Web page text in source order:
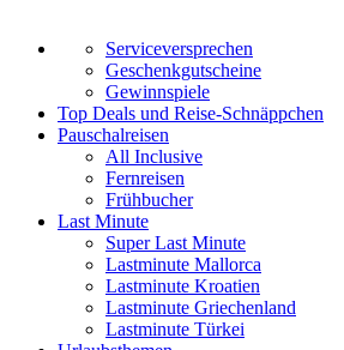
Serviceversprechen
Geschenkgutscheine
Gewinnspiele
Top Deals und Reise-Schnäppchen
Pauschalreisen
All Inclusive
Fernreisen
Frühbucher
Last Minute
Super Last Minute
Lastminute Mallorca
Lastminute Kroatien
Lastminute Griechenland
Lastminute Türkei